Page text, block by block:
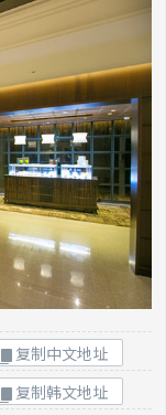
复制中文地址
复制韩文地址